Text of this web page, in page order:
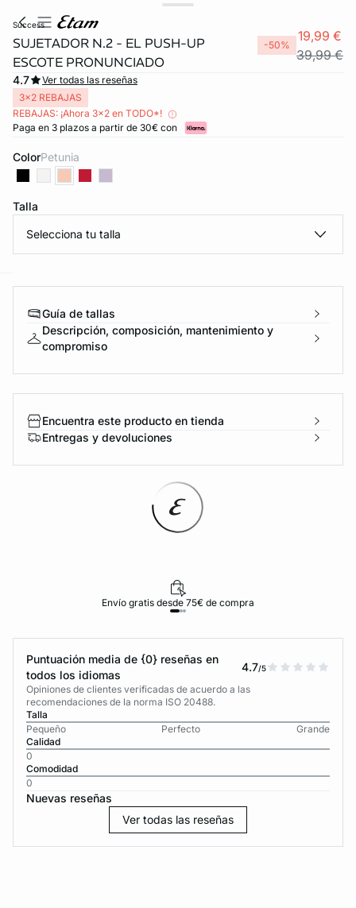
INVISIBLE
success
SUJETADOR N.2 - EL PUSH-UP
ESCOTE PRONUNCIADO
-50%
19,99 €
39,99 €
4.7
Ver todas las reseñas
3x2 REBAJAS
REBAJAS: ¡Ahora 3x2 en TODO*!
Paga en 3 plazos a partir de 30€ con
Color petunia
Talla
Selecciona tu talla
Guía de tallas
Descripción, composición, mantenimiento y
compromiso
Encuentra este producto en tienda
Entregas y devoluciones
Envío gratis desde 75€ de compra
Puntuación media de {0} reseñas en
todos los idiomas
4.7/5
Opiniones de clientes verificadas de acuerdo a las
recomendaciones de la norma ISO 20488.
Talla
Pequeño
Perfecto
Grande
Calidad
0
Comodidad
0
Nuevas reseñas
Ver todas las reseñas